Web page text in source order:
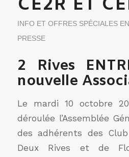
CE2R ET
INFO ET OFFRES SPÉCIALES
PRESSE
2 Rives
nouvelle
Le mardi 10 octobre
déroulée l’Assemblée
des adhérents des Club
Deux Rives et de